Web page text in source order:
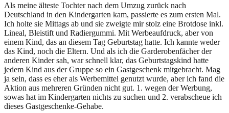
Als meine älteste Tochter nach dem Umzug zurück nach
Deutschland in den Kindergarten kam, passierte es zum ersten Mal.
Ich holte sie Mittags ab und sie zweigte mir stolz eine Brotdose inkl.
Lineal, Bleistift und Radiergummi. Mit Werbeaufdruck, aber von
einem Kind, das an diesem Tag Geburtstag hatte. Ich kannte weder
das Kind, noch die Eltern. Und als ich die Garderobenfächer der
anderen Kinder sah, war schnell klar, das Geburtstagskind hatte
jedem Kind aus der Gruppe so ein Gastgeschenk mitgebracht. Mag
ja sein, dass es eher als Werbemittel genutzt wurde, aber ich fand die
Aktion aus mehreren Gründen nicht gut. 1. wegen der Werbung,
sowas hat im Kindergarten nichts zu suchen und 2. verabscheue ich
dieses Gastgeschenke-Gehabe.